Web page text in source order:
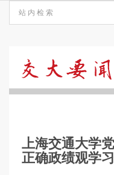
上海交通大学
正确政绩观学